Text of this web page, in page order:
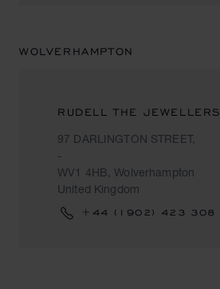
WOLVERHAMPTON
RUDELL THE JEWELLERS
97 DARLINGTON STREET,
-
WV1 4HB, Wolverhampton
United Kingdom
+44 (1902) 423 308